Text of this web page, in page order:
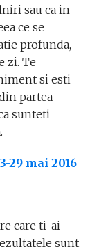
sau ca in
ce se
profunda,
zi. Te
si esti
partea
sunteti
29 mai 2016
care ti-ai
sunt